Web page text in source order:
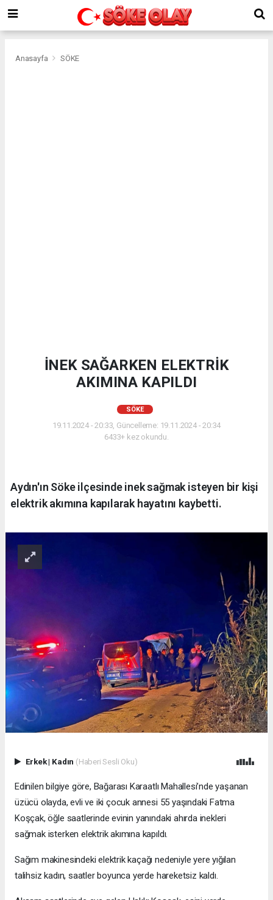
Anasayfa SÖKE
İNEK SAĞARKEN ELEKTRİK
AKIMINA KAPILDI
SÖKE
19.11.2024 - 20:33, Güncelleme: 19.11.2024 - 20:34
6433+ kez okundu.
Aydın'ın Söke ilçesinde inek sağmak isteyen bir kişi
elektrik akımına kapılarak hayatını kaybetti.
Erkek| Kadın (Haberi Sesli Oku)
Edinilen bilgiye göre, Bağarası Karaatlı Mahallesi’nde yaşanan
üzücü olayda, evli ve iki çocuk annesi 55 yaşındaki Fatma
Koşçak, öğle saatlerinde evinin yanındaki ahırda inekleri
sağmak isterken elektrik akımına kapıldı.
Sağım makinesindeki elektrik kaçağı nedeniyle yere yığılan
talihsiz kadın, saatler boyunca yerde hareketsiz kaldı.